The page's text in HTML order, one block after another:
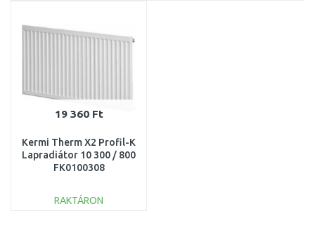
19 360 Ft
Kermi Therm X2 Profil-K
Lapradiátor 10 300 / 800
FK0100308
RAKTÁRON